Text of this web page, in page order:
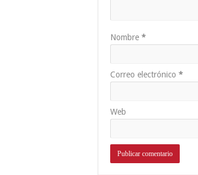
Nombre *
Correo electrónico *
Web